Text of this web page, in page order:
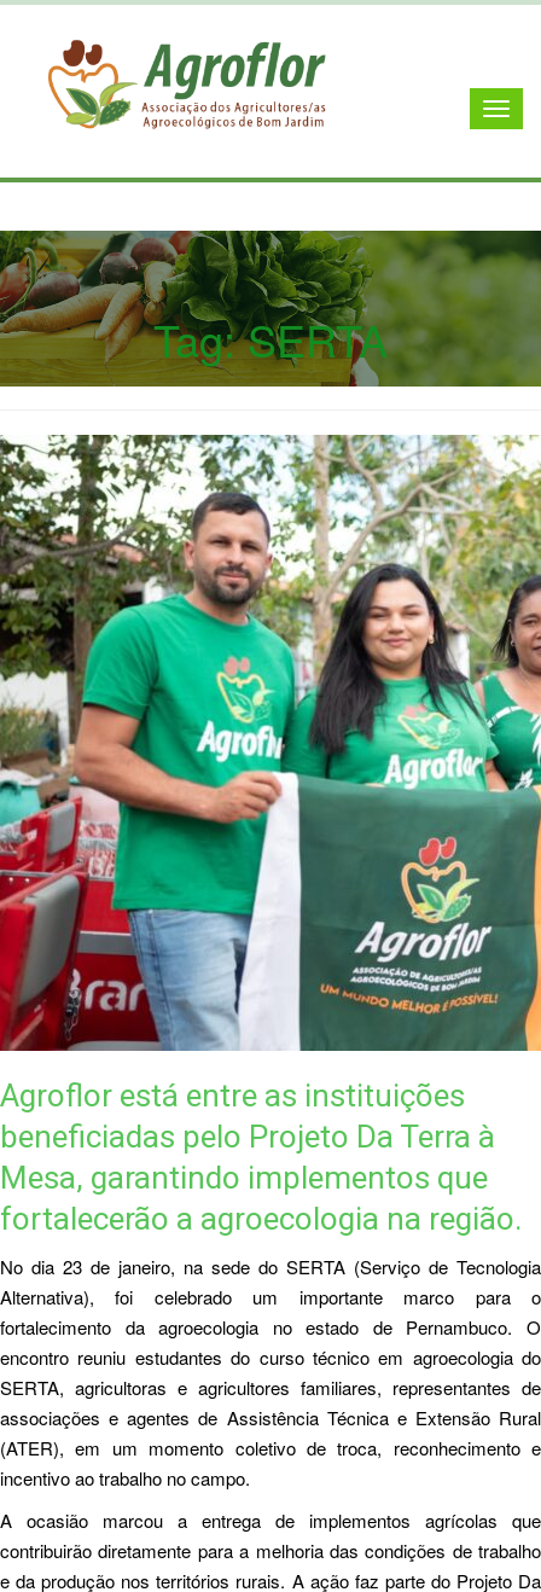
Tag:SERTA
Agroflor está entre as instituições
beneficiadas pelo Projeto Da Terra à
Mesa, garantindo implementos que
fortalecerão a agroecologia na região.
No dia 23 de janeiro, na sede do SERTA (Serviço de Tecnologia
Alternativa), foi celebrado um importante marco para o
fortalecimento da agroecologia no estado de Pernambuco. O
encontro reuniu estudantes do curso técnico em agroecologia do
SERTA, agricultoras e agricultores familiares, representantes de
associações e agentes de Assistência Técnica e Extensão Rural
(ATER), em um momento coletivo de troca, reconhecimento e
incentivo ao trabalho no campo.
A ocasião marcou a entrega de implementos agrícolas que
contribuirão diretamente para a melhoria das condições de trabalho
e da produção nos territórios rurais. A ação faz parte do Projeto Da